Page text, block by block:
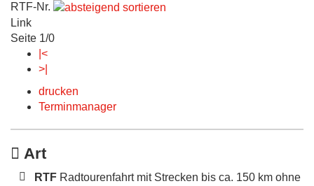
RTF-Nr.
Link
Seite 1/0
|<
>|
drucken
Terminmanager
Art
RTF Radtourenfahrt mit Strecken bis ca. 150 km ohne